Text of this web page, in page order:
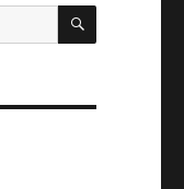
検